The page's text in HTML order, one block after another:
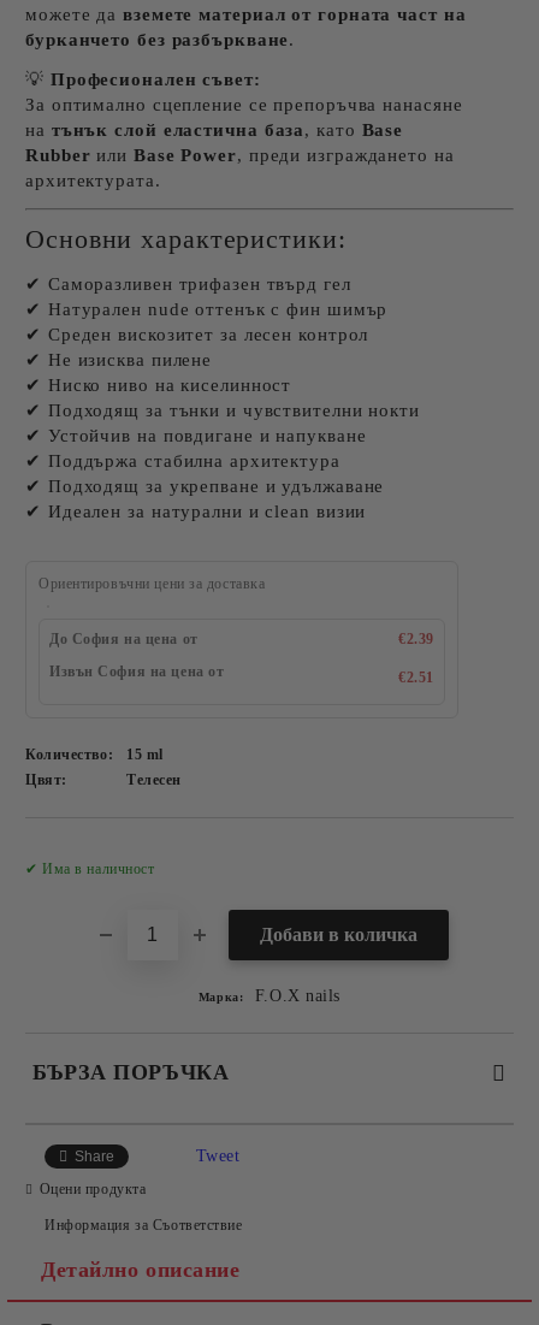
можете давземете материал от горната част на
бурканчето без разбъркване.
💡 Професионален съвет:
За оптимално сцепление се препоръчва нанасяне
на тънък слой еластична база, като Base
Rubber или Base Power, преди изграждането на
архитектурата.
Основни характеристики:
✔ Саморазливен трифазен твърд гел
✔ Натурален nude оттенък с фин шимър
✔ Среден вискозитет за лесен контрол
✔ Не изисква пилене
✔ Ниско ниво на киселинност
✔ Подходящ за тънки и чувствителни нокти
✔ Устойчив на повдигане и напукване
✔ Поддържа стабилна архитектура
✔ Подходящ за укрепване и удължаване
✔ Идеален за натурални и clean визии
Ориентировъчни цени за доставка
До София на цена от
€2.39
Извън София на цена от
€2.51
Количество:
15 ml
Цвят:
Телесен
✔ Има в наличност
Марка: F.O.X nails
БЪРЗА ПОРЪЧКА
Съгласен съм с
Ние ще се свържем с вас в рамките на работния ден.
Share Tweet
Оцени продукта
Информация за Съответствие
Детайлно описание